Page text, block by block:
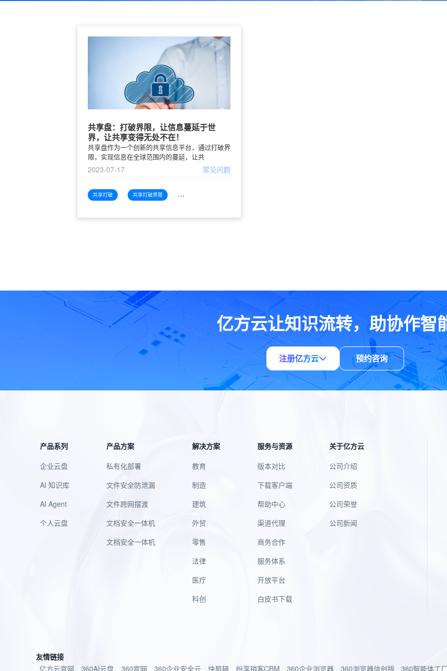
共享盘：打破界限，让信息蔓延于世
界，让共享变得无处不在！
共享盘作为一个创新的共享信息平台，通过打破界
限，实现信息在全球范围内的蔓延，让共
2023-07-17 常见问题
共享打破 共享打破界限 共享打破界限信息
亿方云让知识流转，助协作智
注册亿方云 预约咨询
产品系列
企业云盘
AI 知识库
AI Agent
个人云盘
产品方案
私有化部署
文件安全防泄漏
文件跨网摆渡
文档安全一体机
文档安全一体机
解决方案
教育
制造
建筑
外贸
零售
法律
医疗
科创
服务与资源
版本对比
下载客户端
帮助中心
渠道代理
商务合作
服务体系
开放平台
白皮书下载
关于亿方云
公司介绍
公司资质
公司荣誉
公司新闻
友情链接
亿方云官网
360AI云盘 360官网 360企业安全云 快剪辑 纷享销客CRM 360企业浏览器 360浏览器信创版 360智能体工